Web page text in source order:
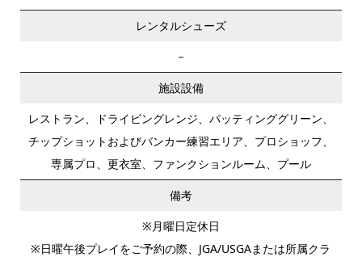
レンタルシューズ
－
施設設備
レストラン、ドライビングレンジ、パッティンググリーン、
チップショットおよびバンカー練習エリア、プロショッフ、
専属プロ、更衣室、ファンクションルーム、プール
備考
※月曜日定休日
※日曜午後プレイをご予約の際、JGA/USGAまたは所属クラ